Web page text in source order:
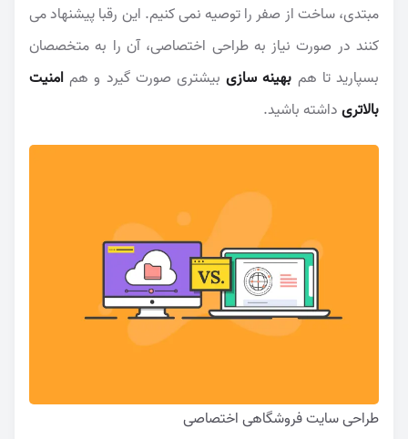
مبتدی، ساخت از صفر را توصیه نمی کنیم. این رقبا پیشنهاد می
کنند در صورت نیاز به طراحی اختصاصی، آن را به متخصصان
بسپارید تا هم بهینه سازیبیشتری صورت گیرد و هم امنیت
بالاتریداشته باشید.
طراحی سایت فروشگاهی اختصاصی